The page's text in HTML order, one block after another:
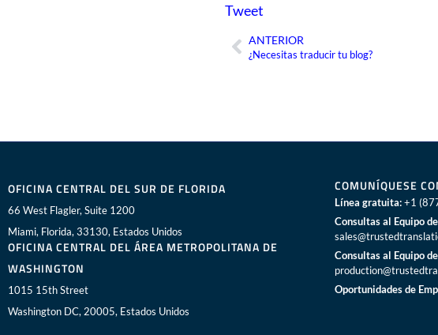
Tweet
AntANTERIOR
¿Necesitas traducir tu blog?
OFICINA CENTRAL DEL SUR DE FLORIDA
66 West Flagler, Suite 1200
Miami, Florida, 33130, Estados Unidos
OFICINA CENTRAL DEL ÁREA METROPOLITANA DE
WASHINGTON
1015 15th Street
Washington DC, 20005, Estados Unidos
COMUNÍQUESE
Línea gratuita: +1
Consultas al Equipo
Consultas al Equipo
Oportunidades de